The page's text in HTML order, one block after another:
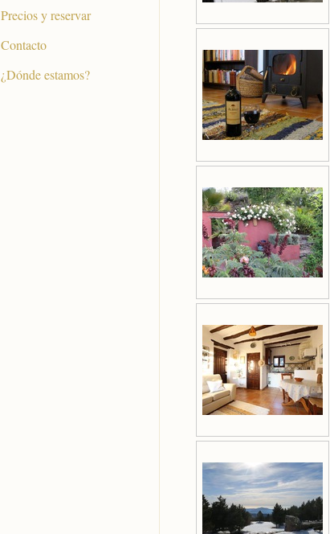
Precios y reservar
Contacto
¿Dónde estamos?